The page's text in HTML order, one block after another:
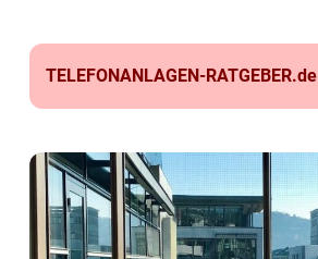
TELEFONANLAGEN-RATGEBER.de